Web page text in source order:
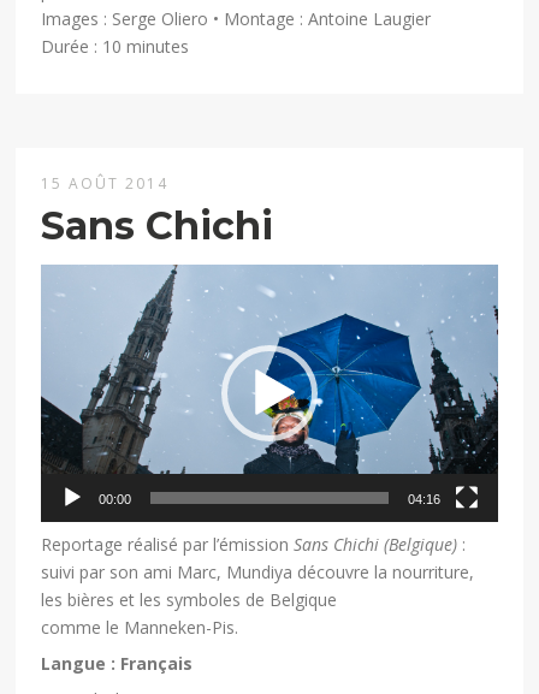
Images : Serge Oliero • Montage : Antoine Laugier
Durée : 10 minutes
15 AOÛT 2014
Sans Chichi
vidéo
00:00 04:16
Reportage réalisé par l’émissionSans Chichi (Belgique) :
suivi par son ami Marc, Mundiya découvre la nourriture,
les bières et les symboles de Belgique
comme le Manneken-Pis.
Langue : Français